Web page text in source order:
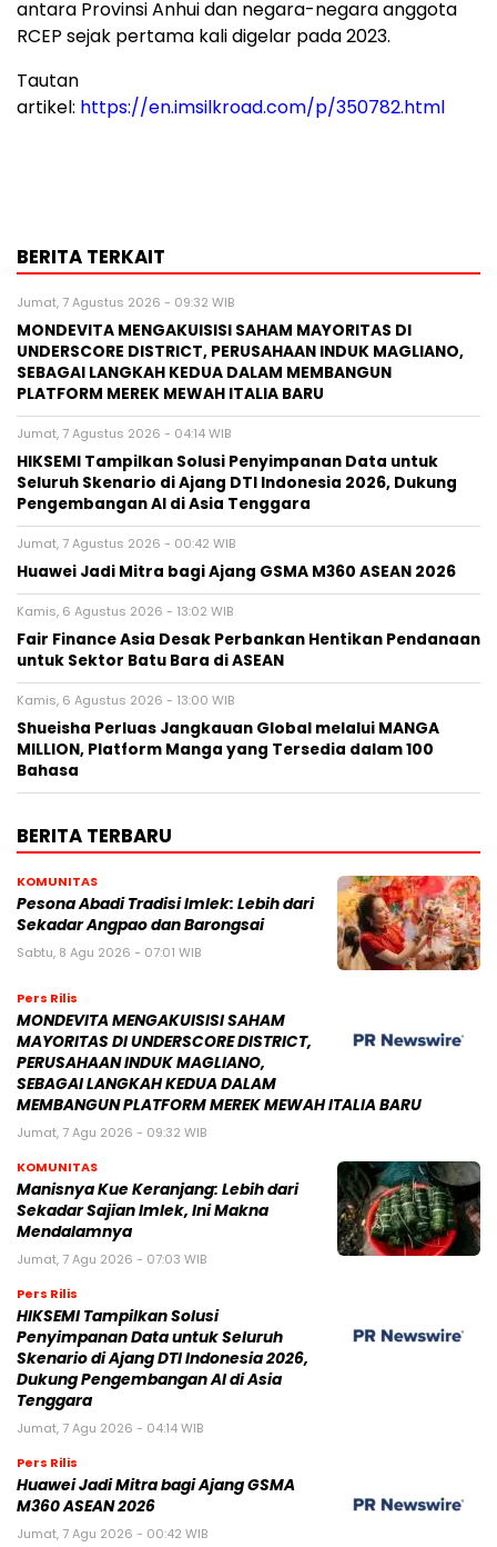
antara Provinsi Anhui dan negara-negara anggota
RCEP sejak pertama kali digelar pada 2023.
Tautan
artikel: https://en.imsilkroad.com/p/350782.html
BERITA TERKAIT
Jumat, 7 Agustus 2026 - 09:32 WIB
MONDEVITA MENGAKUISISI SAHAM MAYORITAS DI
UNDERSCORE DISTRICT, PERUSAHAAN INDUK MAGLIANO,
SEBAGAI LANGKAH KEDUA DALAM MEMBANGUN
PLATFORM MEREK MEWAH ITALIA BARU
Jumat, 7 Agustus 2026 - 04:14 WIB
HIKSEMI Tampilkan Solusi Penyimpanan Data untuk
Seluruh Skenario di Ajang DTI Indonesia 2026, Dukung
Pengembangan AI di Asia Tenggara
Jumat, 7 Agustus 2026 - 00:42 WIB
Huawei Jadi Mitra bagi Ajang GSMA M360 ASEAN 2026
Kamis, 6 Agustus 2026 - 13:02 WIB
Fair Finance Asia Desak Perbankan Hentikan Pendanaan
untuk Sektor Batu Bara di ASEAN
Kamis, 6 Agustus 2026 - 13:00 WIB
Shueisha Perluas Jangkauan Global melalui MANGA
MILLION, Platform Manga yang Tersedia dalam 100
Bahasa
BERITA TERBARU
KOMUNITAS
Pesona Abadi Tradisi Imlek: Lebih dari
Sekadar Angpao dan Barongsai
Sabtu, 8 Agu 2026 - 07:01 WIB
Pers Rilis
MONDEVITA MENGAKUISISI SAHAM
MAYORITAS DI UNDERSCORE DISTRICT,
PERUSAHAAN INDUK MAGLIANO,
SEBAGAI LANGKAH KEDUA DALAM
MEMBANGUN PLATFORM MEREK MEWAH ITALIA BARU
Jumat, 7 Agu 2026 - 09:32 WIB
KOMUNITAS
Manisnya Kue Keranjang: Lebih dari
Sekadar Sajian Imlek, Ini Makna
Mendalamnya
Jumat, 7 Agu 2026 - 07:03 WIB
Pers Rilis
HIKSEMI Tampilkan Solusi
Penyimpanan Data untuk Seluruh
Skenario di Ajang DTI Indonesia 2026,
Dukung Pengembangan AI di Asia
Tenggara
Jumat, 7 Agu 2026 - 04:14 WIB
Pers Rilis
Huawei Jadi Mitra bagi Ajang GSMA
M360 ASEAN 2026
Jumat, 7 Agu 2026 - 00:42 WIB